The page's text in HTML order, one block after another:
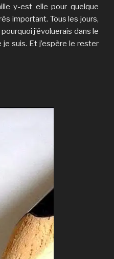
y-est elle pour quelque
important. Tous les jours,
j’évoluerais dans le
suis. Et j’espère le rester